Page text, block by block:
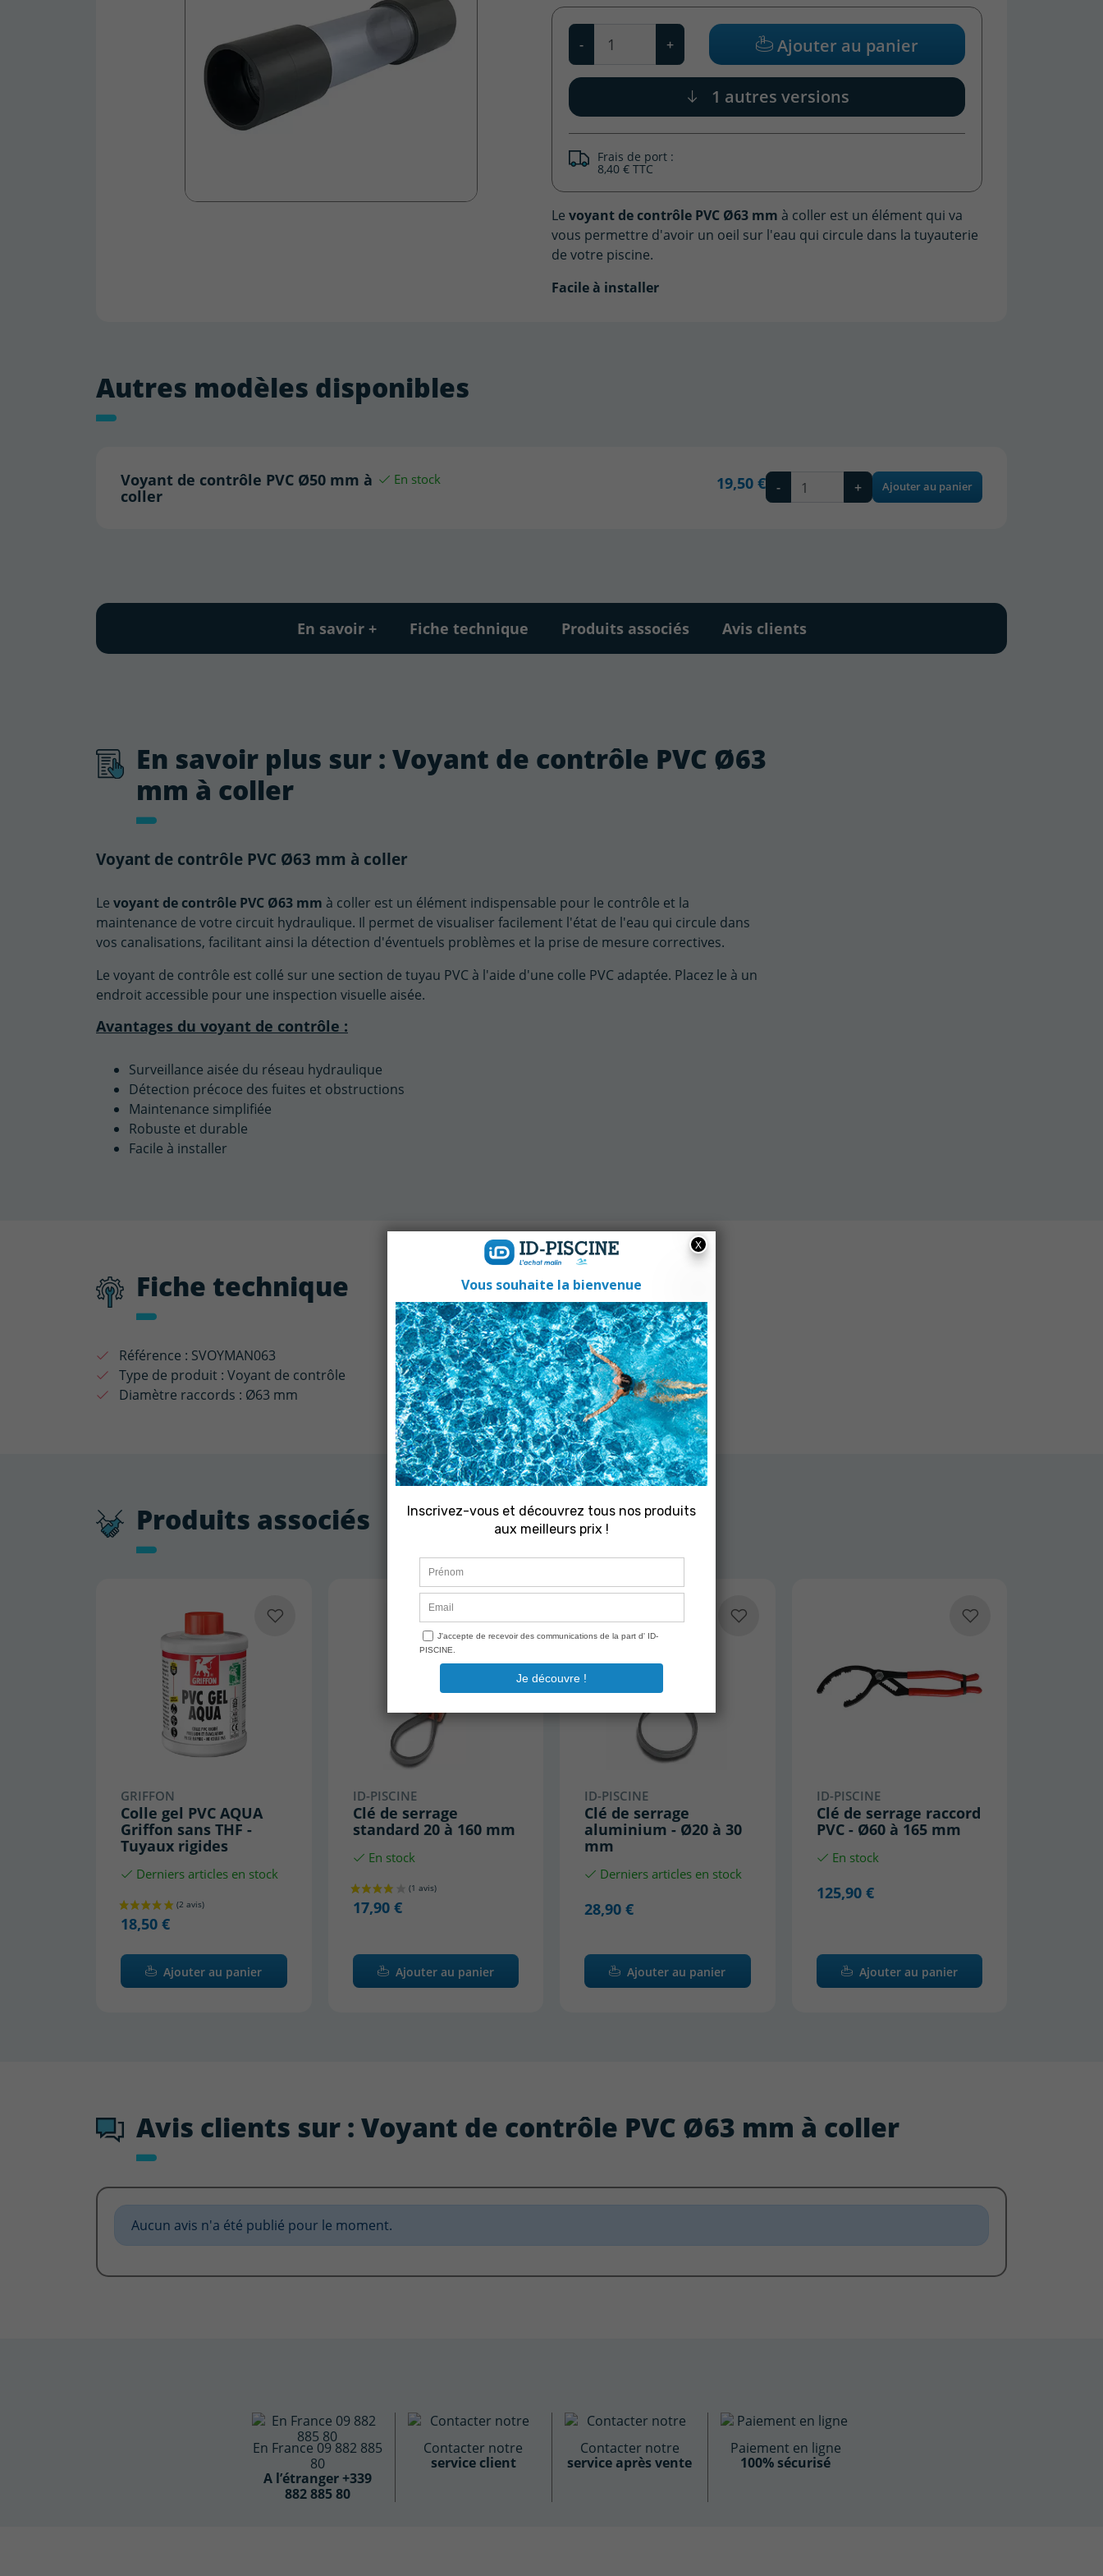
Qté
- + Ajouter au panier
1 autres versions
Frais de port :
8,40 € TTC
Le voyant de contrôle PVC Ø63 mm à coller est un élément qui va
vous permettre d'avoir un oeil sur l'eau qui circule dans la tuyauterie
de votre piscine.
Facile à installer
Autres modèles disponibles
Voyant de contrôle PVC Ø50 mm à
coller
En stock 19,50 € - + Ajouter au panier
En savoir + Fiche technique Produits associés Avis clients
En savoir plus sur : Voyant de contrôle PVC Ø63
mm à coller
Voyant de contrôle PVC Ø63 mm à coller
Le voyant de contrôle PVC Ø63 mm à coller est un élément indispensable pour le contrôle et la
maintenance de votre circuit hydraulique. Il permet de visualiser facilement l'état de l'eau qui circule dans
vos canalisations, facilitant ainsi la détection d'éventuels problèmes et la prise de mesure correctives.
Le voyant de contrôle est collé sur une section de tuyau PVC à l'aide d'une colle PVC adaptée. Placez le à un
endroit accessible pour une inspection visuelle aisée.
Avantages du voyant de contrôle :
Surveillance aisée du réseau hydraulique
Détection précoce des fuites et obstructions
Maintenance simplifiée
Robuste et durable
Facile à installer
Fiche technique
Référence : SVOYMAN063
Type de produit : Voyant de contrôle
Diamètre raccords : Ø63 mm
Produits associés
GRIFFON
Colle gel PVC AQUA
Griffon sans THF -
Tuyaux rigides
Derniers articles en stock
18,50 €
Ajouter au panier
ID-PISCINE
Clé de serrage
standard 20 à 160 mm
En stock
17,90 €
Ajouter au panier
ID-PISCINE
Clé de serrage
aluminium - Ø20 à 30
mm
Derniers articles en stock
28,90 €
Ajouter au panier
ID-PISCINE
Clé de serrage raccord
PVC - Ø60 à 165 mm
En stock
125,90 €
Ajouter au panier
Avis clients sur : Voyant de contrôle PVC Ø63 mm à coller
Aucun avis n'a été publié pour le moment.
En France 09 882 885
80
A l’étranger +339
882 885 80
Contacter notre
service client
Contacter notre
service après vente
Paiement en ligne
100% sécurisé